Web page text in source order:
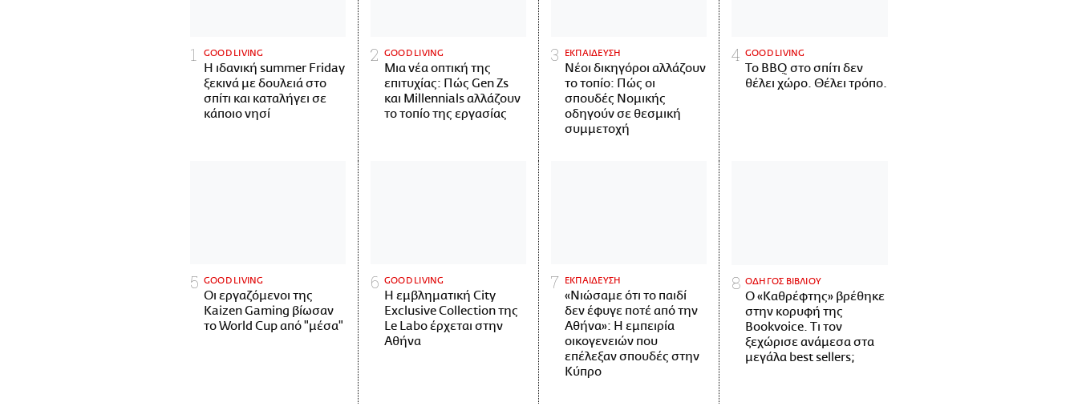
GOOD LIVING
Η ιδανική summer Friday
ξεκινά με δουλειά στο
σπίτι και καταλήγει σε
κάποιο νησί
GOOD LIVING
Μια νέα οπτική της
επιτυχίας: Πώς Gen Zs
και Millennials αλλάζουν
το τοπίο της εργασίας
ΕΚΠΑΙΔΕΥΣΗ
Νέοι δικηγόροι αλλάζουν
το τοπίο: Πώς οι
σπουδές Νομικής
οδηγούν σε θεσμική
συμμετοχή
GOOD LIVING
Το BBQ στο σπίτι δεν
θέλει χώρο. Θέλει τρόπο.
GOOD LIVING
Οι εργαζόμενοι της
Kaizen Gaming βίωσαν
το World Cup από "μέσα"
GOOD LIVING
Η εμβληματική City
Exclusive Collection της
Le Labo έρχεται στην
Αθήνα
ΕΚΠΑΙΔΕΥΣΗ
«Νιώσαμε ότι το παιδί
δεν έφυγε ποτέ από την
Αθήνα»: Η εμπειρία
οικογενειών που
επέλεξαν σπουδές στην
Κύπρο
ΟΔΗΓΟΣ ΒΙΒΛΙΟΥ
Ο «Καθρέφτης» βρέθηκε
στην κορυφή της
Bookvoice. Τι τον
ξεχώρισε ανάμεσα στα
μεγάλα best sellers;